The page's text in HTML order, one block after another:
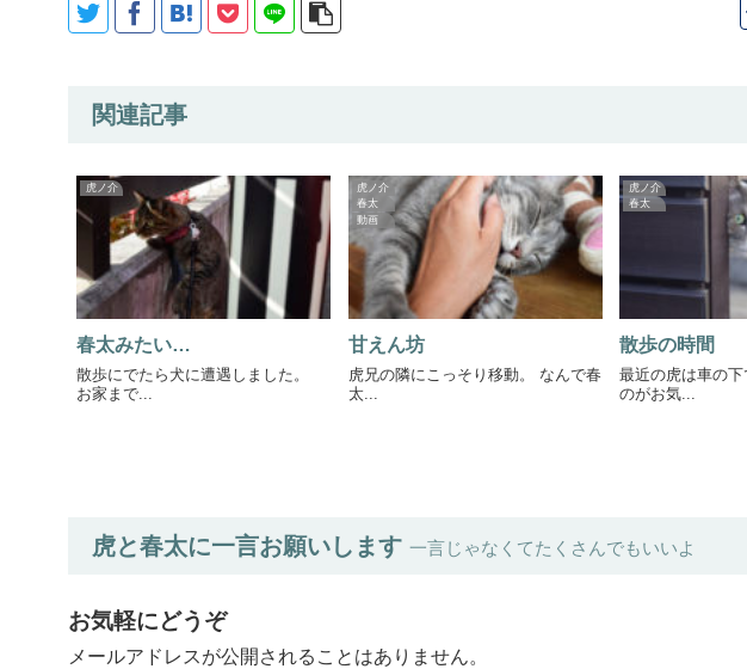
関連記事
虎ノ介
春太みたい…
散歩にでたら犬に遭遇しました。
お家まで...
虎ノ介
春太
動画
甘えん坊
虎兄の隣にこっそり移動。 なんで春
太...
虎ノ介
春太
散歩の時間
最近の虎は車の
のがお気...
虎と春太に一言お願いします 一言じゃなくてたくさんでもいいよ
お気軽にどうぞ
メールアドレスが公開されることはありません。